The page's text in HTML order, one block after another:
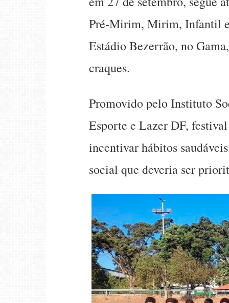
Pré-Mirim, Mirim, Infantil e
Estádio Bezerrão, no
craques.
Promovido pelo Instituto
Esporte e Lazer DF,
incentivar hábitos
social que deveria ser